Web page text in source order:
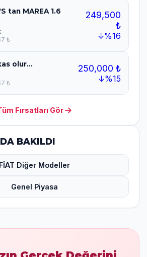
tan MAREA 1.6
₺
249,500
₺
↓%16
olur...
₺
250,000 ₺
↓%15
Fırsatları Gör
BAKILDI
FİAT Diğer Modeller
Genel Piyasa